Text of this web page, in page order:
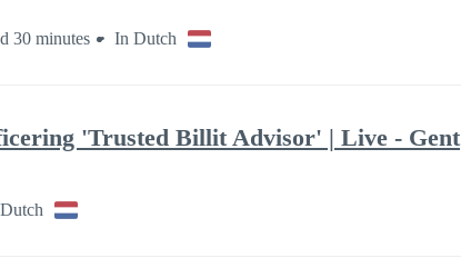
30 minutes In Dutch
'Trusted Billit Advisor' | Live - Gent